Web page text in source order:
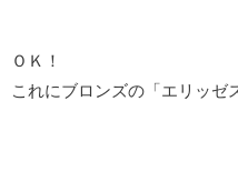
ＯＫ！
これにブロンズの「エリッゼ